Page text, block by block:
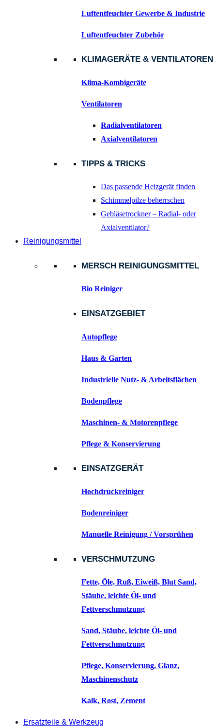
Luftentfeuchter Gewerbe & Industrie
Luftentfeuchter Zubehör
KLIMAGERÄTE & VENTILATOREN
Klima-Kombigeräte
Ventilatoren
Radialventilatoren
Axialventilatoren
TIPPS & TRICKS
Das passende Heizgerät finden
Schimmelpilze beherrschen
Gebläsetrockner – Radial- oder
Axialventilator?
Reinigungsmittel
MERSCH REINIGUNGSMITTEL
Bio Reiniger
EINSATZGEBIET
Autopflege
Haus & Garten
Industrielle Nutz- & Arbeitsflächen
Bodenpflege
Maschinen- & Motorenpflege
Pflege & Konservierung
EINSATZGERÄT
Hochdruckreiniger
Bodenreiniger
Manuelle Reinigung / Vorsprühen
VERSCHMUTZUNG
Fette, Öle, Ruß, Eiweiß, Blut Sand,
Stäube, leichte Öl- und
Fettverschmutzung
Sand, Stäube, leichte Öl- und
Fettverschmutzung
Pflege, Konservierung, Glanz,
Maschinenschutz
Kalk, Rost, Zement
Ersatzteile & Werkzeug